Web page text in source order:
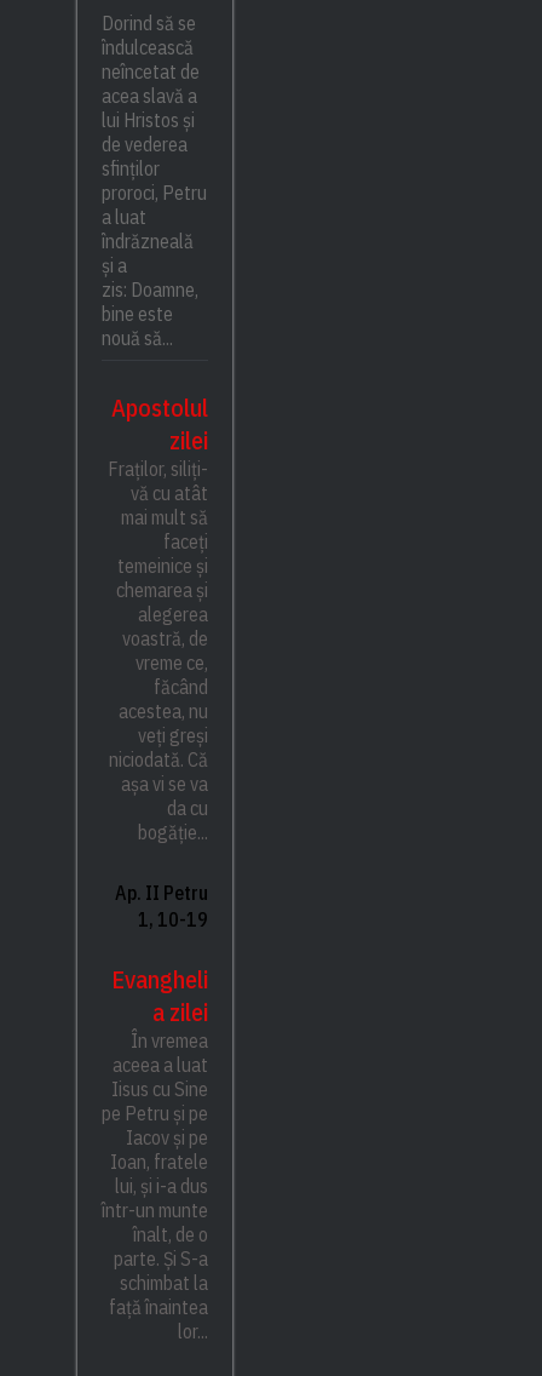
Dorind să se
îndulcească
neîncetat de
acea slavă a
lui Hristos și
de vederea
sfinților
proroci, Petru
a luat
îndrăzneală
și a
zis: Doamne,
bine este
nouă să...
Apostolul
zilei
Fraților, siliți-
vă cu atât
mai mult să
faceți
temeinice și
chemarea și
alegerea
voastră, de
vreme ce,
făcând
acestea, nu
veți greși
niciodată. Că
așa vi se va
da cu
bogăție...
Ap. II Petru
1, 10-19
Evangheli
a zilei
În vremea
aceea a luat
Iisus cu Sine
pe Petru și pe
Iacov și pe
Ioan, fratele
lui, și i-a dus
într-un munte
înalt, de o
parte. Și S-a
schimbat la
față înaintea
lor...